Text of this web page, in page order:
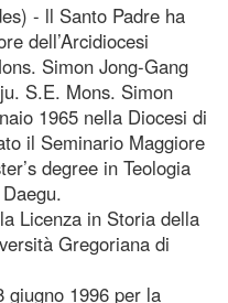
- ll Santo Padre ha
dell’Arcidiocesi
Simon Jong-Gang
S.E. Mons. Simon
1965 nella Diocesi di
il Seminario Maggiore
degree in Teologia
Licenza in Storia della
Gregoriana di
giugno 1996 per la